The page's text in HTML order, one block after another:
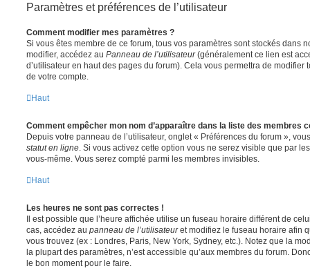
Paramètres et préférences de l’utilisateur
Comment modifier mes paramètres ?
Si vous êtes membre de ce forum, tous vos paramètres sont stockés dans
modifier, accédez au Panneau de l’utilisateur(généralement ce lien est
d’utilisateur en haut des pages du forum). Cela vous permettra de modifier
de votre compte.
Haut
Comment empêcher mon nom d’apparaître dans la liste des membres
Depuis votre panneau de l’utilisateur, onglet « Préférences du forum »,
statut en ligne . Si vous activez cette option vous ne serez visible que par
vous-même. Vous serez compté parmi les membres invisibles.
Haut
Les heures ne sont pas correctes !
Il est possible que l’heure affichée utilise un fuseau horaire différent de
cas, accédez au panneau de l’utilisateuret modifiez le fuseau horaire afin
vous trouvez (ex : Londres, Paris, New York, Sydney, etc.). Notez que la
la plupart des paramètres, n’est accessible qu’aux membres du forum.
le bon moment pour le faire.